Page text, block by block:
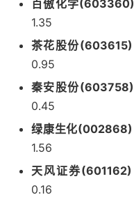
百傲化学(603360)
1.35
茶花股份(603615)
0.95
秦安股份(603758)
0.45
绿康生化(002868)
1.56
天风证券(601162)
0.16